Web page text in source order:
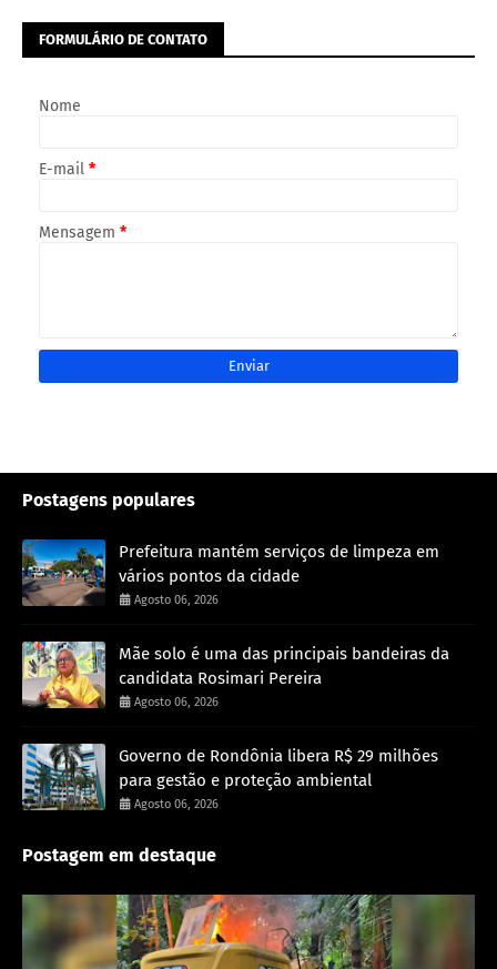
FORMULÁRIO DE CONTATO
Nome
E-mail *
Mensagem *
Postagens populares
Prefeitura mantém serviços de limpeza em
vários pontos da cidade
Agosto 06, 2026
Mãe solo é uma das principais bandeiras da
candidata Rosimari Pereira
Agosto 06, 2026
Governo de Rondônia libera R$ 29 milhões
para gestão e proteção ambiental
Agosto 06, 2026
Postagem em destaque